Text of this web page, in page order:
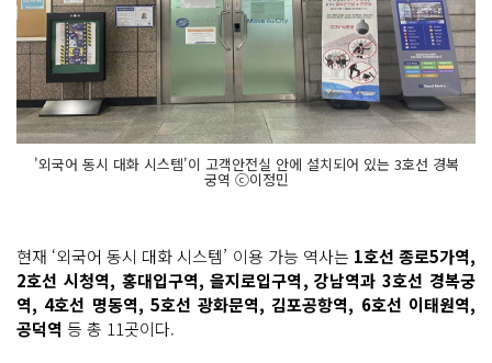
'외국어 동시 대화 시스템'이 고객안전실 안에 설치되어 있는 3호선 경복
궁역 ⓒ이정민
현재 ‘외국어 동시 대화 시스템’ 이용 가능 역사는 1호선 종로5가역,
2호선 시청역, 홍대입구역, 을지로입구역, 강남역과 3호선 경복궁
역, 4호선 명동역, 5호선 광화문역, 김포공항역, 6호선 이태원역,
공덕역 등 총 11곳이다.